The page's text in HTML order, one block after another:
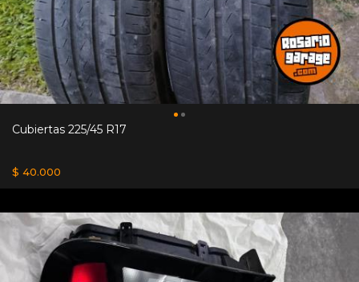
Cubiertas 225/45 R17
$ 40.000